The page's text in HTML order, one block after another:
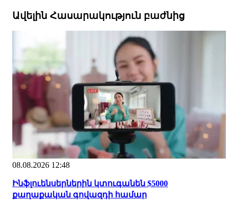
Ավելին Հասարակություն բաժնից
08.08.2026 12:48
Ինֆլուենսերներին կտուգանեն $5000
քաղաքական գովազդի համար